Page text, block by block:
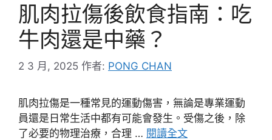
肌肉拉傷後飲食指南：吃
牛肉還是中藥？
2 3 月, 2025 作者: PONG CHAN
肌肉拉傷是一種常見的運動傷害，無論是專業運動
員還是日常生活中都有可能會發生。受傷之後，除
了必要的物理治療，合理 … 閱讀全文